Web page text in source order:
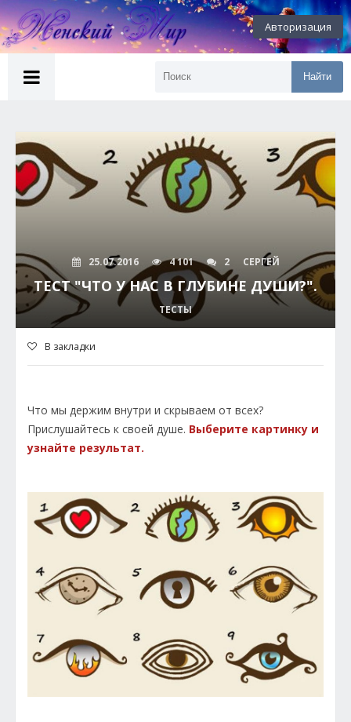
Авторизация
Найти
25.07.2016 4 101 2 СЕРГЕЙ
ТЕСТ "ЧТО У НАС В ГЛУБИНЕ ДУШИ?".
ТЕСТЫ
В закладки
Что мы держим внутри и скрываем от всех?
Прислушайтесь к своей душе. Выберите картинку и
узнайте результат.